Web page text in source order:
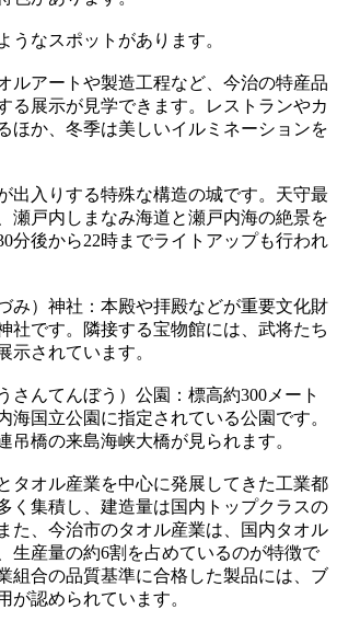
うなスポットがあります。
ルアートや製造工程など、今治の特産品
る展示が見学できます。レストランやカ
ほか、冬季は美しいイルミネーションを
出入りする特殊な構造の城です。天守最
瀬戸内しまなみ海道と瀬戸内海の絶景を
分後から22時までライトアップも行われ
み）神社：本殿や拝殿などが重要文化財
社です。隣接する宝物館には、武将たち
示されています。
さんてんぼう）公園：標高約300メート
海国立公園に指定されている公園です。
吊橋の来島海峡大橋が見られます。
タオル産業を中心に発展してきた工業都
く集積し、建造量は国内トップクラスの
た、今治市のタオル産業は、国内タオル
生産量の約6割を占めているのが特徴で
組合の品質基準に合格した製品には、ブ
が認められています。